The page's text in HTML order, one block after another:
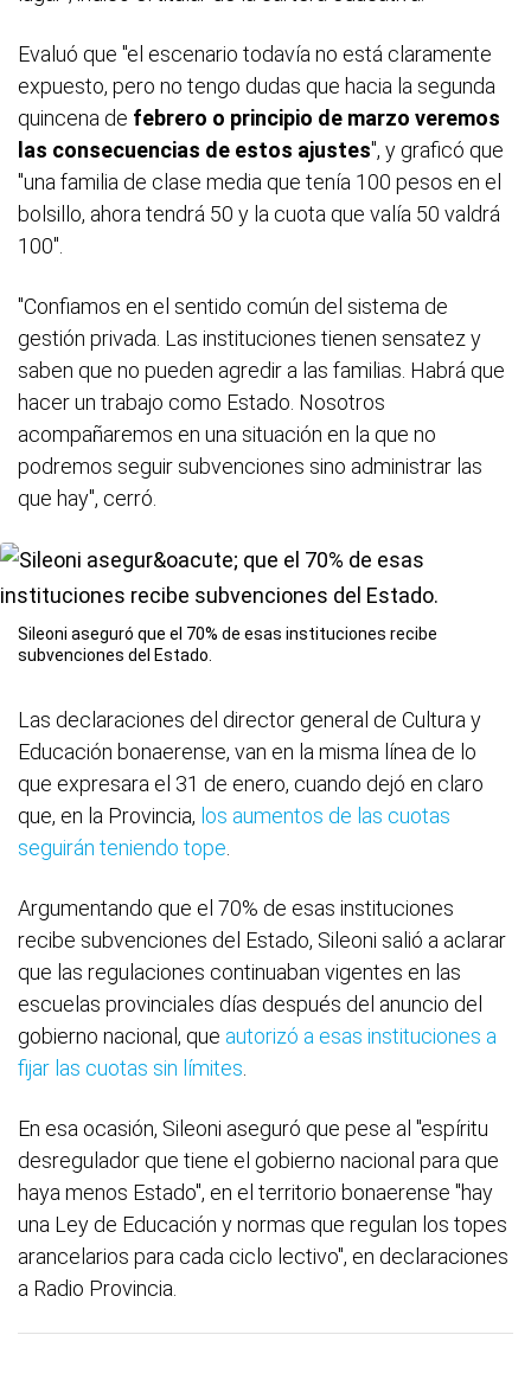
Evaluó que "el escenario todavía no está claramente
expuesto, pero no tengo dudas que hacia la segunda
quincena de febrero o principio de marzo veremos
las consecuencias de estos ajustes", y graficó que
"una familia de clase media que tenía 100 pesos en el
bolsillo, ahora tendrá 50 y la cuota que valía 50 valdrá
100".
"Confiamos en el sentido común del sistema de
gestión privada. Las instituciones tienen sensatez y
saben que no pueden agredir a las familias. Habrá que
hacer un trabajo como Estado. Nosotros
acompañaremos en una situación en la que no
podremos seguir subvenciones sino administrar las
que hay", cerró.
Sileoni aseguró que el 70% de esas instituciones recibe
subvenciones del Estado.
Las declaraciones del director general de Cultura y
Educación bonaerense, van en la misma línea de lo
que expresara el 31 de enero, cuando dejó en claro
que, en la Provincia, los aumentos de las cuotas
seguirán teniendo tope
Argumentando que el 70% de esas instituciones
recibe subvenciones del Estado, Sileoni salió a aclarar
que las regulaciones continuaban vigentes en las
escuelas provinciales días después del anuncio del
gobierno nacional, que autorizó a esas instituciones a
fijar las cuotas sin límites
En esa ocasión, Sileoni aseguró que pese al "espíritu
desregulador que tiene el gobierno nacional para que
haya menos Estado", en el territorio bonaerense "hay
una Ley de Educación y normas que regulan los topes
arancelarios para cada ciclo lectivo", en declaraciones
a Radio Provincia.